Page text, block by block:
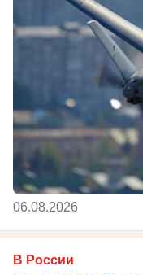
06.08.2026
В России